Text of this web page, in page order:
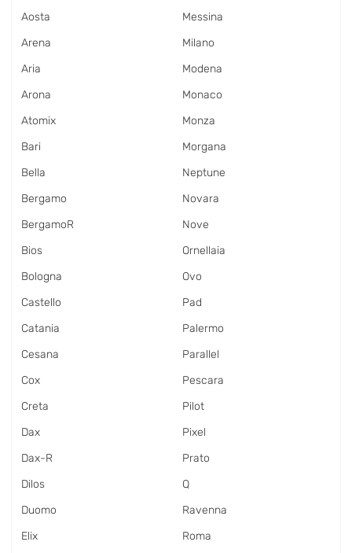
Aosta
Arena
Aria
Arona
Atomix
Bari
Bella
Bergamo
BergamoR
Bios
Bologna
Castello
Catania
Cesana
Cox
Creta
Dax
Dax-R
Dilos
Duomo
Elix
Messina
Milano
Modena
Monaco
Monza
Morgana
Neptune
Novara
Nove
Ornellaia
Ovo
Pad
Palermo
Parallel
Pescara
Pilot
Pixel
Prato
Q
Ravenna
Roma